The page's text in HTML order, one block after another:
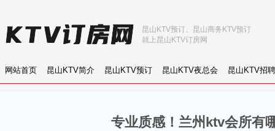
网站首页 昆山KTV简介 昆山KTV预订 昆山KTV夜总会 昆山KTV招聘
昆山KTV预订、昆山商务KTV预订
就上昆山KTV订房网
专业质感！兰州ktv会所有